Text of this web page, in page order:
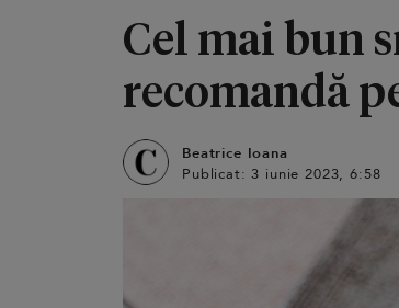
Cel mai bun
recomandă
Beatrice Ioana
Publicat: 3 iunie 2023, 6:58